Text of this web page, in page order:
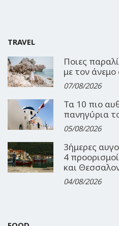
TRAVEL
Ποιες
με τον άνεμο
07/08/2026
Τα 10 πιο
πανηγύρια
05/08/2026
3ήμερες
4
και
04/08/2026